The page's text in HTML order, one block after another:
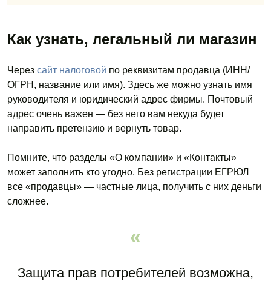
Как узнать, легальный ли магазин
Через сайт налоговой по реквизитам продавца (ИНН/
ОГРН, название или имя). Здесь же можно узнать имя
руководителя и юридический адрес фирмы. Почтовый
адрес очень важен — без него вам некуда будет
направить претензию и вернуть товар.
Помните, что разделы «О компании» и «Контакты»
может заполнить кто угодно. Без регистрации ЕГРЮЛ
все «продавцы» — частные лица, получить с них деньги
сложнее.
Защита прав потребителей возможна,